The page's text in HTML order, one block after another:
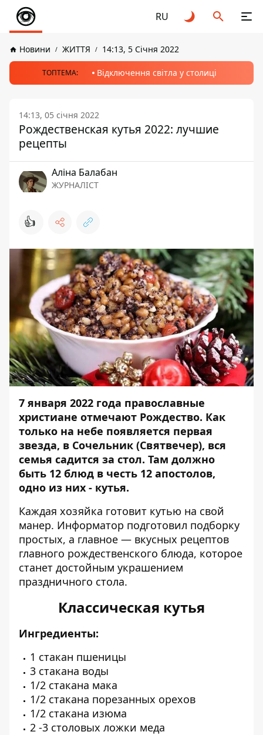
RU
Новини ЖИТТЯ 14:13, 5 Січня 2022
ТОПТЕМА: Відключення світла у столиці
14:13, 05 січня 2022
Рождественская кутья 2022: лучшие
рецепты
Аліна Балабан
ЖУРНАЛІСТ
👍
7 января 2022 года православные
христиане отмечают Рождество. Как
только на небе появляется первая
звезда, в Сочельник (Святвечер), вся
семья садится за стол. Там должно
быть 12 блюд в честь 12 апостолов,
одно из них - кутья.
Каждая хозяйка готовит кутью на свой
манер. Информатор подготовил подборку
простых, а главное — вкусных рецептов
главного рождественского блюда, которое
станет достойным украшением
праздничного стола.
Классическая кутья
Ингредиенты:
1 стакан пшеницы
3 стакана воды
1/2 стакана мака
1/2 стакана порезанных орехов
1/2 стакана изюма
2 -3 столовых ложки меда